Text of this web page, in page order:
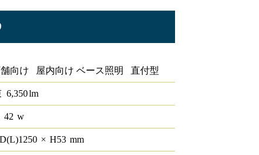
舗向け 屋内向け ベース照明 直付型
6,350lm
42 w
D(L)1250 × H53 mm